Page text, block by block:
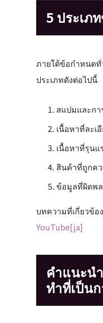
5 ประเภ
ภายใต้ข้อกำหนดทั่
ประเภทดังต่อไปนี้
สแปมและก
เนื้อหาที่ละเ
เนื้อหาที่รุนแ
สินค้าที่ถูกค
ข้อมูลที่ผิดพ
บทความที่เกี่ยวข้อ
YouTube[ja]
คำแนะน
ทำที่เป็น